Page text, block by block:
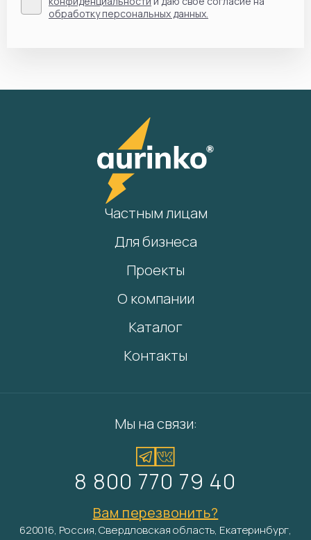
обработку персональных данных.
Частным лицам
Для бизнеса
Проекты
О компании
Каталог
Контакты
Мы на связи:
8 800 770 79 40
Вам перезвонить?
620016, Россия, Свердловская область, Екатеринбург,